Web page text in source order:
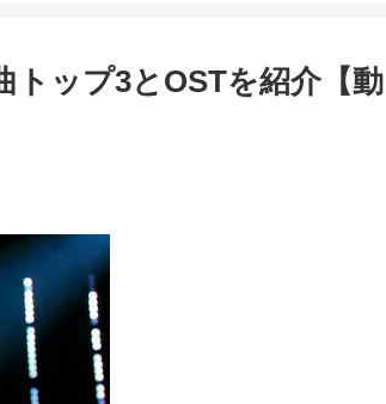
ップ3とOSTを紹介【動